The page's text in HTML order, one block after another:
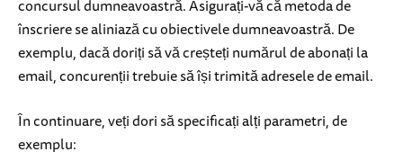
concursul dumneavoastră. Asigurați-vă că metoda de
înscriere se aliniază cu obiectivele dumneavoastră. De
exemplu, dacă doriți să vă creșteți numărul de abonați la
email, concurenții trebuie să își trimită adresele de email.
În continuare, veți dori să specificați alți parametri, de
exemplu: